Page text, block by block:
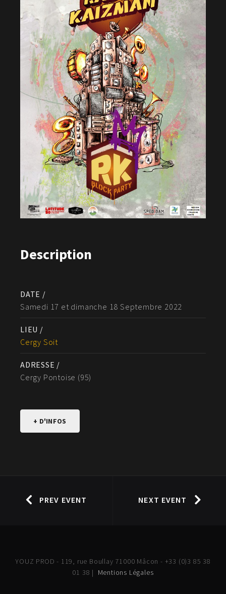
Description
DATE /
Samedi 17 et dimanche 18 Septembre 2022
LIEU /
Cergy Soit
ADRESSE /
Cergy Pontoise (95)
+ D'INFOS
PREV EVENT NEXT EVENT
YOUZ PROD - 119, rue Boullay 71000 Mâcon - +33 (0)3 85 38
01 38 | Mentions Légales